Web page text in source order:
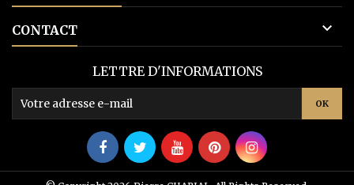
CONTACT 
LETTRE D'INFORMATIONS